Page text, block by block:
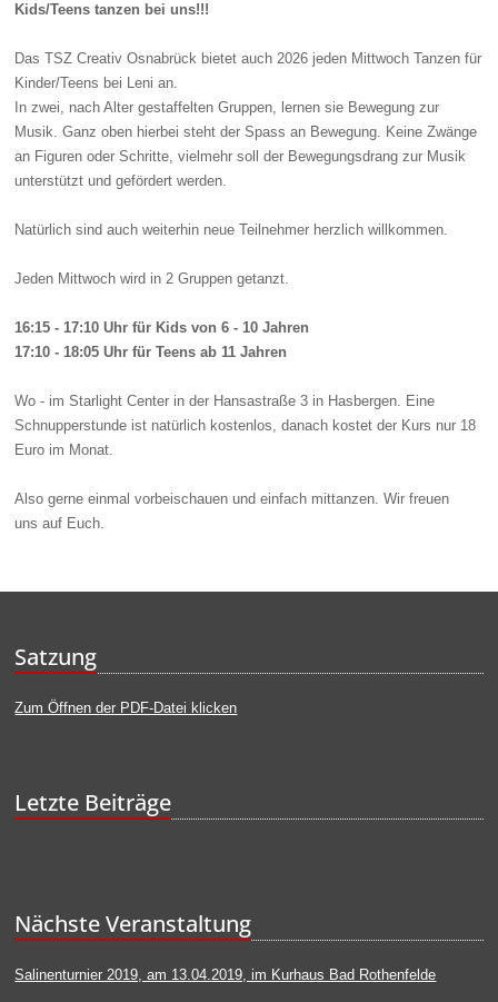
Kids/Teens tanzen bei uns!!!
Das TSZ Creativ Osnabrück bietet auch 2026 jeden Mittwoch Tanzen für
Kinder/Teens bei Leni an.
In zwei, nach Alter gestaffelten Gruppen, lernen sie Bewegung zur
Musik. Ganz oben hierbei steht der Spass an Bewegung. Keine Zwänge
an Figuren oder Schritte, vielmehr soll der Bewegungsdrang zur Musik
unterstützt und gefördert werden.
Natürlich sind auch weiterhin neue Teilnehmer herzlich willkommen.
Jeden Mittwoch wird in 2 Gruppen getanzt.
16:15 - 17:10 Uhrfür Kids von 6 - 10 Jahren
17:10 - 18:05 Uhr für Teens ab 11 Jahren
Wo - im Starlight Center inder Hansastraße3 in Hasbergen. Eine
Schnupperstunde ist natürlich kostenlos, danach kostet der Kurs nur 18
Euro im Monat.
Also gerne einmal vorbeischauen und einfach mittanzen.Wir freuen
uns auf Euch.
Satzung
Zum Öffnen der PDF-Datei klicken
Letzte Beiträge
Nächste Veranstaltung
Salinenturnier 2019, am 13.04.2019, im Kurhaus Bad Rothenfelde